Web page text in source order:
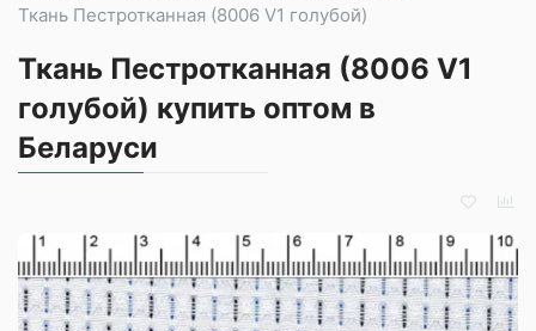
Ткань Пестротканная (8006 V1 голубой)
Ткань Пестротканная (8006 V1
голубой) купить оптом в
Беларуси